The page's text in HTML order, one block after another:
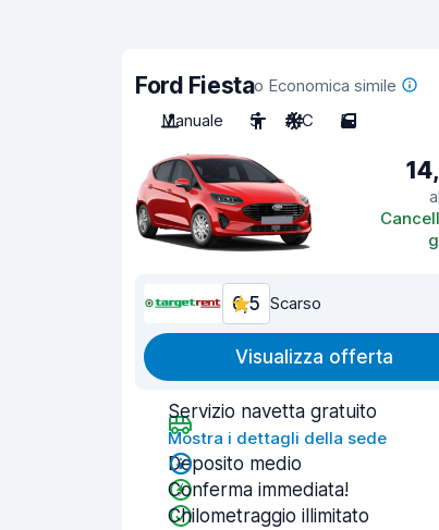
Ford Fiestao Economica simile
Manuale
5 A/C 5
6,5 Scarso
Visualizza offerta
Servizio navetta gratuito
Mostra i dettagli della sede
Deposito medio
Conferma immediata!
Chilometraggio illimitato